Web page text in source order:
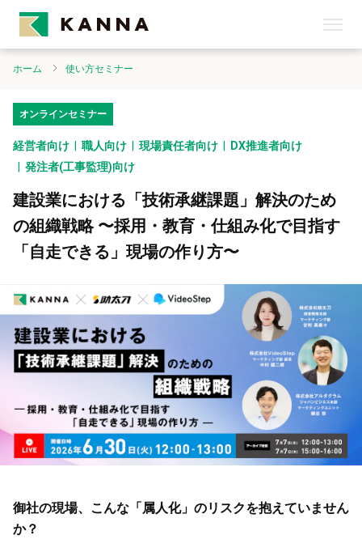
ホーム 使い方セミナー
オンラインセミナー
経営者向け 職人向け 現場責任者向け
DX推進者向け
発注者(工事監理)向け
建設業における「技術承継課題」解決のため
の組織戦略 〜採用・教育・仕組み化で目指す
「自走できる」現場の作り方〜
御社の現場、こんな「属人化」のリスクを抱えていません
か？